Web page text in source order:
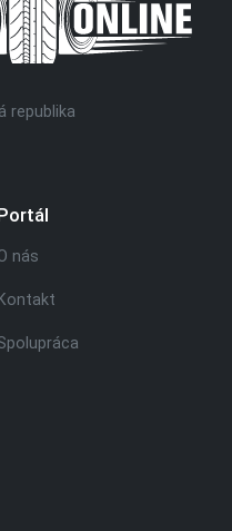
republika
nás
Kontakt